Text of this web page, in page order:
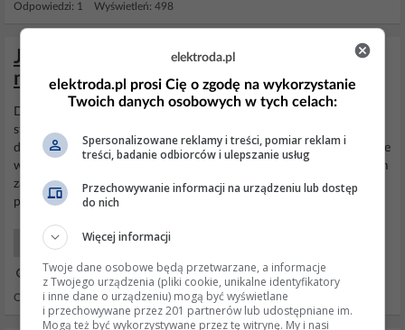
Odpowiedzi: 1 Wyświetleń: 498
Jaki wybrać sterownik Siemens do
modernizacji urządzenia
Dzień dobry wszystkim Panowie potrzebuje pomocy w doborze
sterownika oraz panelu (sterownik
do modernizacja urządzenia. A więc są to cztery zbiorniki takie same
w każdym z nich jest po 96 dysz które po kolei strzelają powietrzem
załóżmy co 1 sekundę przez 1 sekundę ( czasy podaje
przykładowo). Każdy zbiornik ma zamontowany...
Automatyka Sterowanie PLC
03 Sty 2018 22:42
Odpowiedzi: 10 Wyświetleń: 1155
elektroda.pl
elektroda.pl prosi Cię o zgodę na wykorzystanie
Twoich danych osobowych w tych celach:
Spersonalizowane reklamy i treści, pomiar reklam i
treści, badanie odbiorców i ulepszanie usług
Przechowywanie informacji na urządzeniu lub dostęp
do nich
Więcej informacji
Twoje dane osobowe będą przetwarzane, a informacje
z Twojego urządzenia (pliki cookie, unikalne identyfikatory
i inne dane o urządzeniu) mogą być wyświetlane
i przechowywane przez 201 partnerów lub udostępniane im.
Mogą też być wykorzystywane przez tę witrynę. My i nasi